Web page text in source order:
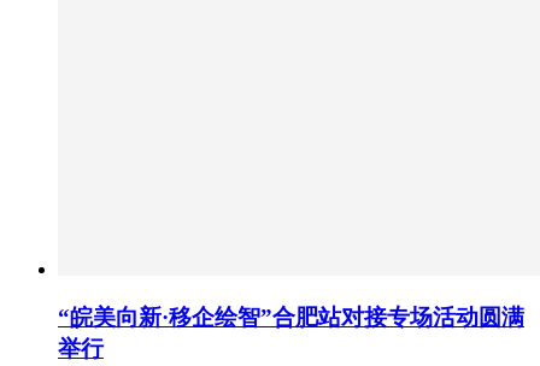
“皖美向新·移企绘智”合肥站对接专场活动圆满
举行